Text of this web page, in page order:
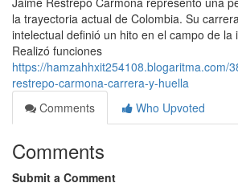
la trayectoria actual de Colombia. Su
intelectual definió un hito en el campo de la
Realizó funciones
https://hamzahhxit254108.blogaritma.com/
restrepo-carmona-carrera-y-huella
Comments
Who Upvoted
Comments
Submit a Comment